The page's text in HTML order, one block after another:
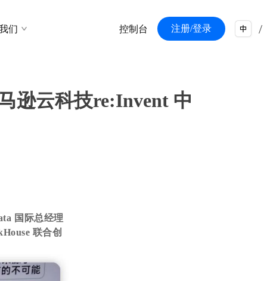
控制台 注册/登录 /
们
逊云科技re:Invent 中
国际总经理
联合创